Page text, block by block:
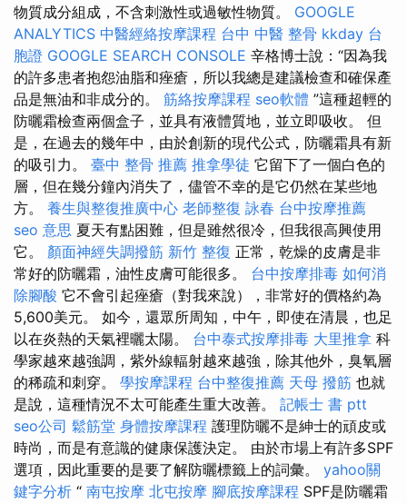
物質成分組成，不含刺激性或過敏性物質。 GOOGLE
ANALYTICS 中醫經絡按摩課程 台中 中醫 整骨 kkday 台
胞證 GOOGLE SEARCH CONSOLE 辛格博士說：“因為我
的許多患者抱怨油脂和痤瘡，所以我總是建議檢查和確保產
品是無油和非成分的。 筋絡按摩課程 seo軟體 ”這種超輕的
防曬霜檢查兩個盒子，並具有液體質地，並立即吸收。 但
是，在過去的幾年中，由於創新的現代公式，防曬霜具有新
的吸引力。 臺中 整骨 推薦 推拿學徒 它留下了一個白色的
層，但在幾分鐘內消失了，儘管不幸的是它仍然在某些地
方。 養生與整復推廣中心 老師整復 詠春 台中按摩推薦
seo 意思 夏天有點困難，但是雖然很冷，但我很高興使用
它。 顏面神經失調撥筋 新竹 整復 正常，乾燥的皮膚是非
常好的防曬霜，油性皮膚可能很多。 台中按摩排毒 如何消
除腳酸 它不會引起痤瘡（對我來說），非常好的價格約為
5,600美元。 如今，還眾所周知，中午，即使在清晨，也足
以在炎熱的天氣裡曬太陽。 台中泰式按摩排毒 大里推拿 科
學家越來越強調，紫外線輻射越來越強，除其他外，臭氧層
的稀疏和刺穿。 學按摩課程 台中整復推薦 天母 撥筋 也就
是說，這種情況不太可能產生重大改善。 記帳士 書 ptt
seo公司 鬆筋堂 身體按摩課程 護理防曬不是紳士的頑皮或
時尚，而是有意識的健康保護決定。 由於市場上有許多SPF
選項，因此重要的是要了解防曬標籤上的詞彙。 yahoo關
鍵字分析 “ 南屯按摩 北屯按摩 腳底按摩課程 SPF是防曬霜